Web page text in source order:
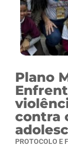
Plano
contra
PROTOCOLO E